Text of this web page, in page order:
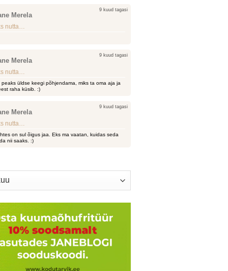
Merela
9 kuud tagasi
nutta…
Merela
9 kuud tagasi
nutta…
peaks üldse keegi põhjendama, miks ta oma aja ja
raha küsib. :)
Merela
9 kuud tagasi
nutta…
on sul õigus jaa. Eks ma vaatan, kuidas seda
nii saaks. :)